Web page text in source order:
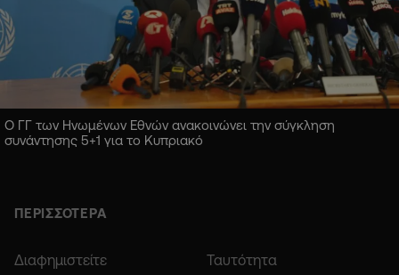
Ο ΓΓ των Ηνωμένων Εθνών ανακοινώνει την σύγκληση
συνάντησης 5+1 για το Κυπριακό
ΠΕΡΙΣΣΟΤΕΡΑ
Διαφημιστείτε Ταυτότητα